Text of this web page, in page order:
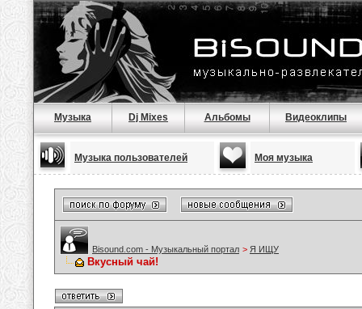
Музыка Dj Mixes Альбомы Видеоклипы
Музыка пользователей Моя музыка
Bisound.com - Музыкальный портал > Я ИЩУ
Вкусный чай!